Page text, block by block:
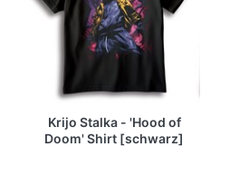
Krijo Stalka - 'Hood of
Doom' Shirt [schwarz]